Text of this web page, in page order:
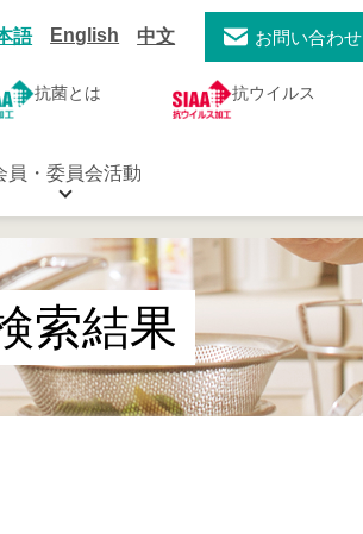
語 English 中文 お問い合わせ
抗菌とは 抗ウイルス
員・委員会活動
索結果